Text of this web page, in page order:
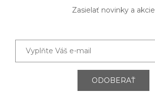
Zasielať novinky a akcie
ODOBERAŤ